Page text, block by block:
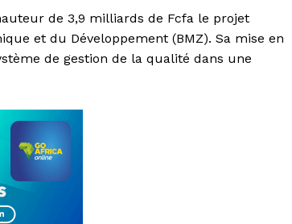
de 3,9 milliards de Fcfa le projet
et du Développement (BMZ). Sa mise en
de gestion de la qualité dans une